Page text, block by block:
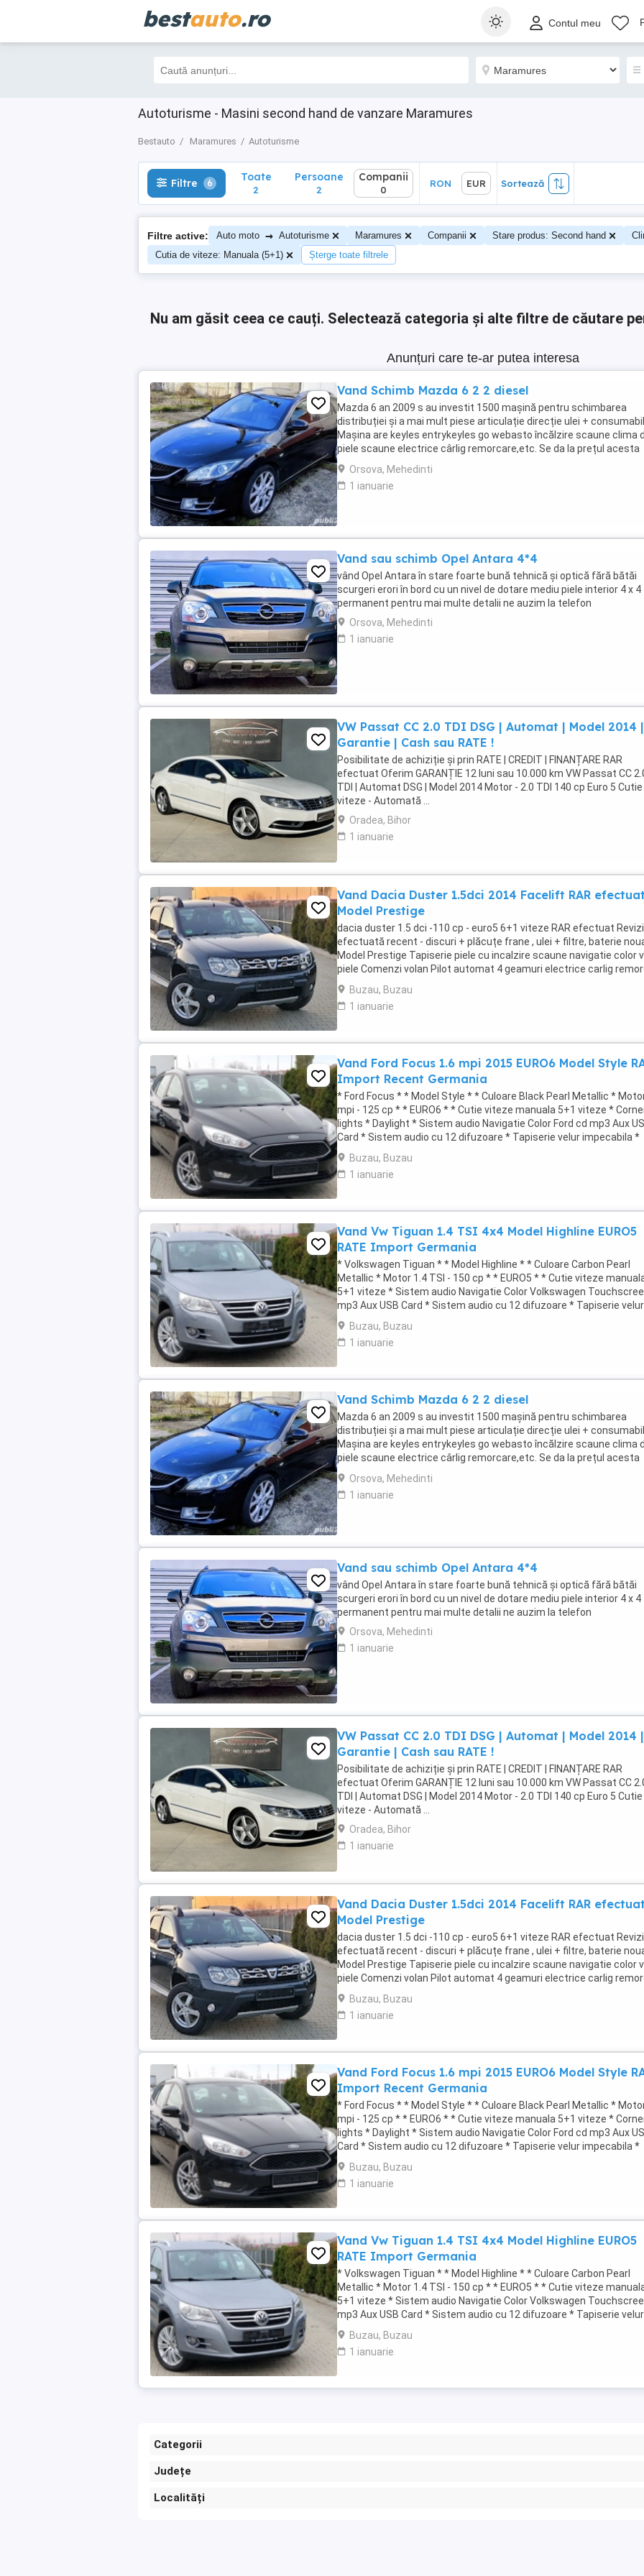
bestauto.ro Contul meu
Autoturisme - Masini second hand de vanzare Maramures
Bestauto Maramures Autoturisme
Filtre 6 Toate
2
Sortează
Filtre 6 Toate
2
Persoane
2
Companii
0
RON EUR Sortează
Filtre active: Auto moto → Autoturisme Maramures Companii Stare produs: Second hand
Cutia de viteze: Manuala (5+1)
Șterge toate filtrele
Nu am găsit ceea ce cauți. Selectează categoria și alte filtre de căutare
Anunțuri care te-ar putea interesa
Vand Schimb Mazda 6 2 2 diesel
Mazda 6 an 2009 s au investit 1500 mașină pentru schimbarea
distribuției și a mai mult piese articulație direcție ulei +
Mașina are keyles entrykeyles go webasto încălzire scaune clima
piele scaune electrice cârlig remorcare,etc. Se da la prețul acesta
fiindcă este afectată de grindină ...
Orsova, Mehedinti
1 ianuarie
Vand sau schimb Opel Antara 4*4
vând Opel Antara în stare foarte bună tehnică și optică fără bătăi
scurgeri erori în bord cu un nivel de dotare mediu piele interior 4 x 4
permanent pentru mai multe detalii ne auzim la telefon
Orsova, Mehedinti
1 ianuarie
VW Passat CC 2.0 TDI DSG | Automat | Model 2014 |
Garantie | Cash sau RATE !
Posibilitate de achiziție și prin RATE | CREDIT | FINANȚARE RAR
efectuat Oferim GARANȚIE 12 luni sau 10.000 km VW Passat CC
TDI | Automat DSG | Model 2014 Motor - 2.0 TDI 140 cp Euro 5 Cutie
viteze - Automată ...
Oradea, Bihor
1 ianuarie
Vand Dacia Duster 1.5dci 2014 Facelift RAR
Model Prestige
dacia duster 1.5 dci -110 cp - euro5 6+1 viteze RAR efectuat
efectuată recent - discuri + plăcuțe frane , ulei + filtre, baterie
Model Prestige Tapiserie piele cu incalzire scaune navigatie color
piele Comenzi volan Pilot automat 4 geamuri electrice carlig
jante ...
Buzau, Buzau
1 ianuarie
Vand Ford Focus 1.6 mpi 2015 EURO6 Model Style
Import Recent Germania
* Ford Focus * * Model Style * * Culoare Black Pearl Metallic *
mpi - 125 cp * * EURO6 * * Cutie viteze manuala 5+1 viteze *
lights * Daylight * Sistem audio Navigatie Color Ford cd mp3 Aux
Card * Sistem audio cu 12 difuzoare * Tapiserie velur impecabila *
Incalzire ...
Buzau, Buzau
1 ianuarie
Vand Vw Tiguan 1.4 TSI 4x4 Model Highline EURO5
RATE Import Germania
* Volkswagen Tiguan * * Model Highline * * Culoare Carbon Pearl
Metallic * Motor 1.4 TSI - 150 cp * * EURO5 * * Cutie viteze
5+1 viteze * Sistem audio Navigatie Color Volkswagen
mp3 Aux USB Card * Sistem audio cu 12 difuzoare * Tapiserie velur
impecabila * Incalzire ...
Buzau, Buzau
1 ianuarie
Vand Schimb Mazda 6 2 2 diesel
Mazda 6 an 2009 s au investit 1500 mașină pentru schimbarea
distribuției și a mai mult piese articulație direcție ulei +
Mașina are keyles entrykeyles go webasto încălzire scaune clima
piele scaune electrice cârlig remorcare,etc. Se da la prețul acesta
fiindcă este afectată de grindină ...
Orsova, Mehedinti
1 ianuarie
Vand sau schimb Opel Antara 4*4
vând Opel Antara în stare foarte bună tehnică și optică fără bătăi
scurgeri erori în bord cu un nivel de dotare mediu piele interior 4 x 4
permanent pentru mai multe detalii ne auzim la telefon
Orsova, Mehedinti
1 ianuarie
VW Passat CC 2.0 TDI DSG | Automat | Model 2014 |
Garantie | Cash sau RATE !
Posibilitate de achiziție și prin RATE | CREDIT | FINANȚARE RAR
efectuat Oferim GARANȚIE 12 luni sau 10.000 km VW Passat CC
TDI | Automat DSG | Model 2014 Motor - 2.0 TDI 140 cp Euro 5 Cutie
viteze - Automată ...
Oradea, Bihor
1 ianuarie
Vand Dacia Duster 1.5dci 2014 Facelift RAR
Model Prestige
dacia duster 1.5 dci -110 cp - euro5 6+1 viteze RAR efectuat
efectuată recent - discuri + plăcuțe frane , ulei + filtre, baterie
Model Prestige Tapiserie piele cu incalzire scaune navigatie color
piele Comenzi volan Pilot automat 4 geamuri electrice carlig
jante ...
Buzau, Buzau
1 ianuarie
Vand Ford Focus 1.6 mpi 2015 EURO6 Model Style
Import Recent Germania
* Ford Focus * * Model Style * * Culoare Black Pearl Metallic *
mpi - 125 cp * * EURO6 * * Cutie viteze manuala 5+1 viteze *
lights * Daylight * Sistem audio Navigatie Color Ford cd mp3 Aux
Card * Sistem audio cu 12 difuzoare * Tapiserie velur impecabila *
Incalzire ...
Buzau, Buzau
1 ianuarie
Vand Vw Tiguan 1.4 TSI 4x4 Model Highline EURO5
RATE Import Germania
* Volkswagen Tiguan * * Model Highline * * Culoare Carbon Pearl
Metallic * Motor 1.4 TSI - 150 cp * * EURO5 * * Cutie viteze
5+1 viteze * Sistem audio Navigatie Color Volkswagen
mp3 Aux USB Card * Sistem audio cu 12 difuzoare * Tapiserie velur
impecabila * Incalzire ...
Buzau, Buzau
1 ianuarie
Categorii
Județe
Localități